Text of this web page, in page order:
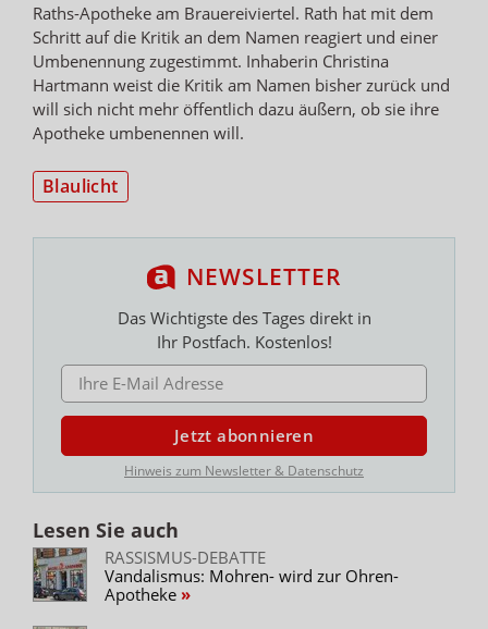
Raths-Apotheke am Brauereiviertel. Rath hat mit dem
Schritt auf die Kritik an dem Namen reagiert und einer
Umbenennung zugestimmt. Inhaberin Christina
Hartmann weist die Kritik am Namen bisher zurück und
will sich nicht mehr öffentlich dazu äußern, ob sie ihre
Apotheke umbenennen will.
Blaulicht
NEWSLETTER
Das Wichtigste des Tages direkt in
Ihr Postfach. Kostenlos!
E-MAIL ADRESSE
Jetzt abonnieren
Hinweis zum Newsletter & Datenschutz
Lesen Sie auch
RASSISMUS-DEBATTE
Vandalismus: Mohren- wird zur Ohren-
Apotheke